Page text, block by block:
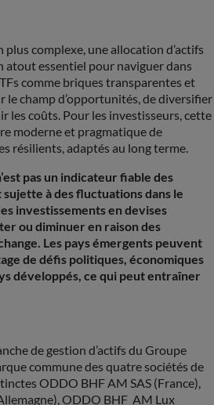
plus complexe, une allocation d’actifs
atout essentiel pour naviguer dans
comme briques transparentes et
le champ d’opportunités, de diversifier
les coûts. Pour les investisseurs, cette
moderne et pragmatique de
résilients, adaptés au long terme.
pas un indicateur fiable des
à des fluctuations dans le
investissements en devises
ou diminuer en raison des
Les pays émergents peuvent
de défis politiques, économiques
développés, ce qui peut entraîner
de gestion d’actifs du Groupe
commune des quatre sociétés de
ODDO BHF AM SAS (France),
ODDO BHF AM Lux